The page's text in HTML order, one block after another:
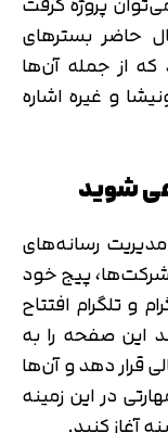
حاضر بسترهای
که از جمله آن‌ها
و غیره اشاره
مدیریت رسانه‌های
شرکت‌ها، پیج خود
و تلگرام افتتاح
این صفحه را به
قرار دهد و آن‌ها
در این زمینه